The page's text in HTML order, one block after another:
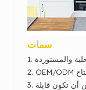
سمات
2.
3. نحن نقبل الحد الأدنى لكمية الطلب، ويمكن أن تكون قابلة